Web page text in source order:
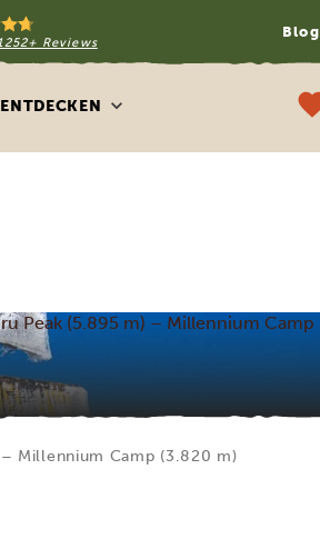
Reviews
Blog
Peak (5.895 m) – Millennium Camp
Millennium Camp (3.820 m)